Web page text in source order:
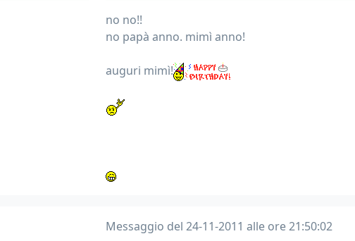
no no!!
no papà anno. mimì anno!
auguri mimì!
Messaggio del 24-11-2011 alle ore 21:50:02